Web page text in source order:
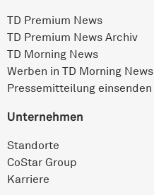
TD Premium News
TD Premium News Archiv
TD Morning News
Werben in TD Morning News
Pressemitteilung einsenden
Unternehmen
Standorte
CoStar Group
Karriere